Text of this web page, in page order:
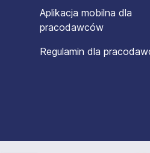
Aplikacja mobilna dla
pracodawców
Regulamin dla